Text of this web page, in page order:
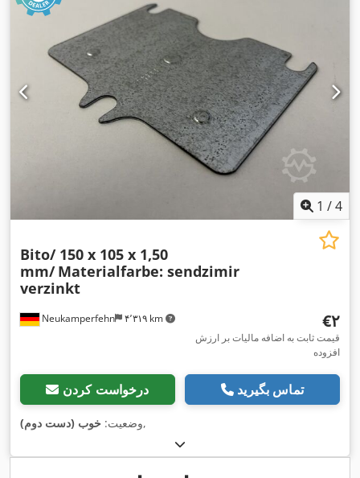
1 /4
Neukamperfehn ۴٬۳۱۹ km
Bito/ 150 x 105 x 1,50
mm/ Materialfarbe: sendzimir
verzinkt
‎€۲
قیمت ثابت به اضافه مالیات بر ارزش
افزوده
درخواست کردن تماس بگیرید
وضعیت: خوب (دست دوم) ,